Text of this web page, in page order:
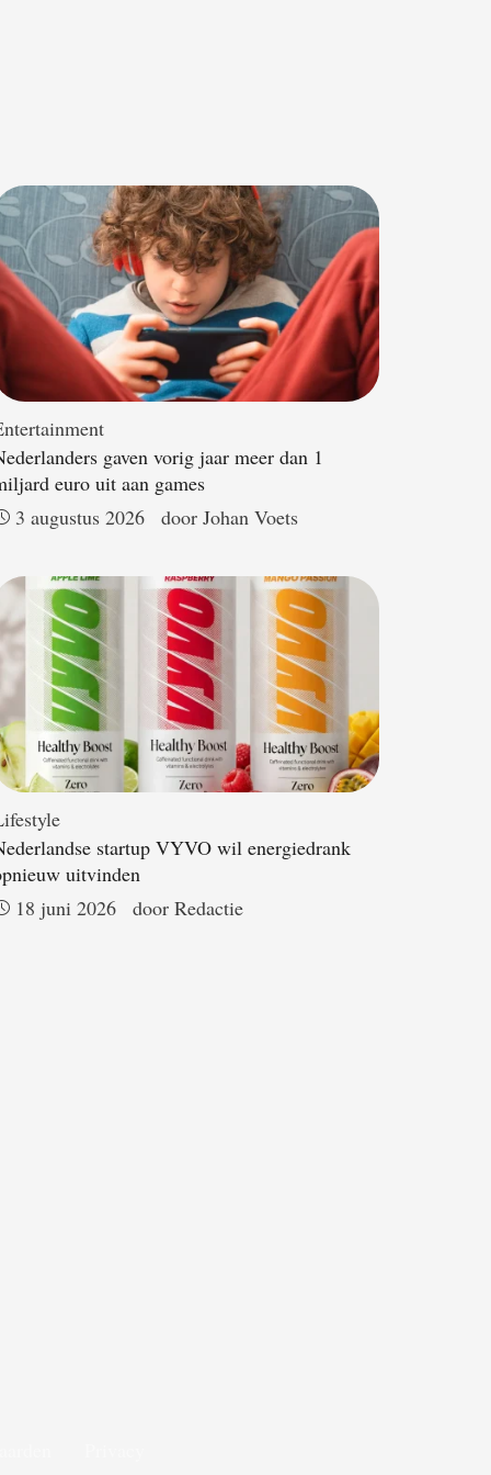
gaven vorig jaar meer dan 1
euro uit aan games
3 augustus 2026
door Johan Voets
startup VYVO wil energiedrank
uitvinden
18 juni 2026
door Redactie